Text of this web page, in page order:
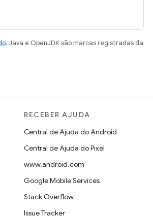
. Java e OpenJDK são marcas registradas da
RECEBER AJUDA
Central de Ajuda do Android
Central de Ajuda do Pixel
www.android.com
Google Mobile Services
Stack Overflow
Issue Tracker